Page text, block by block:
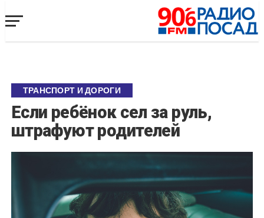
ТРАНСПОРТ И ДОРОГИ
Если ребёнок сел за руль,
штрафуют родителей